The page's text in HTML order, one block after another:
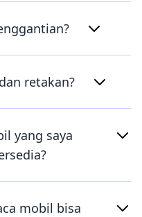
retakan?
yang saya
mobil bisa